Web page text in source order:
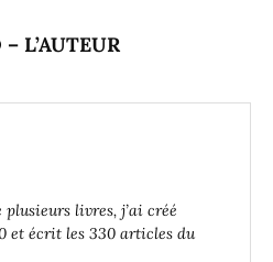
L’AUTEUR
livres, j’ai créé
et écrit les 330 articles du